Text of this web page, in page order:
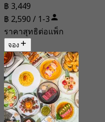
฿ 3,449
฿ 2,590 / 1-3
ราคาสุทธิต่อแพ็ก
จอง